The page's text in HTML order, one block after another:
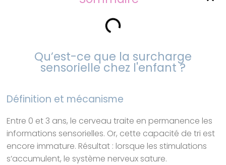
Qu’est-ce que la surcharge
sensorielle chez l'enfant ?
Définition et mécanisme
Entre 0 et 3 ans, le cerveau traite en permanence les
informations sensorielles. Or, cette capacité de tri est
encore immature. Résultat : lorsque les stimulations
s’accumulent, le système nerveux sature.